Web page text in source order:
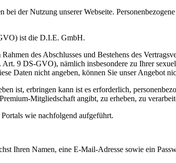
der Nutzung unserer Webseite.
ist die D.I.E. GmbH.
des Abschlusses und Bestehens des
9 DS-GVO), nämlich insbesondere zu Ihrer
Daten nicht angeben, können Sie unser Angebot
ist, erbringen kann ist es erforderlich,
Mitgliedschaft angibt, zu erheben, zu
wie nachfolgend aufgeführt.
Ihren Namen, eine E-Mail-Adresse sowie ein